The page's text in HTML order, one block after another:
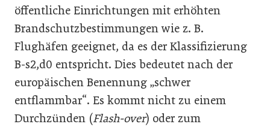
öffentliche Einrichtungen mit erhöhten
Brandschutzbestimmungen wie z. B.
Flughäfen geeignet, da es der Klassifizierung
B-s2,d0 entspricht. Dies bedeutet nach der
europäischen Benennung „schwer
entflammbar“. Es kommt nicht zu einem
Durchzünden (Flash-over) oder zum